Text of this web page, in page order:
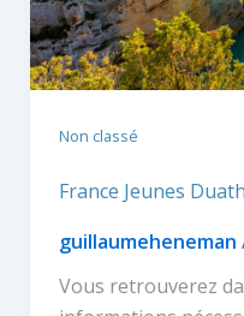
Non classé
France Jeunes
guillaumeheneman
Vous retrouverez